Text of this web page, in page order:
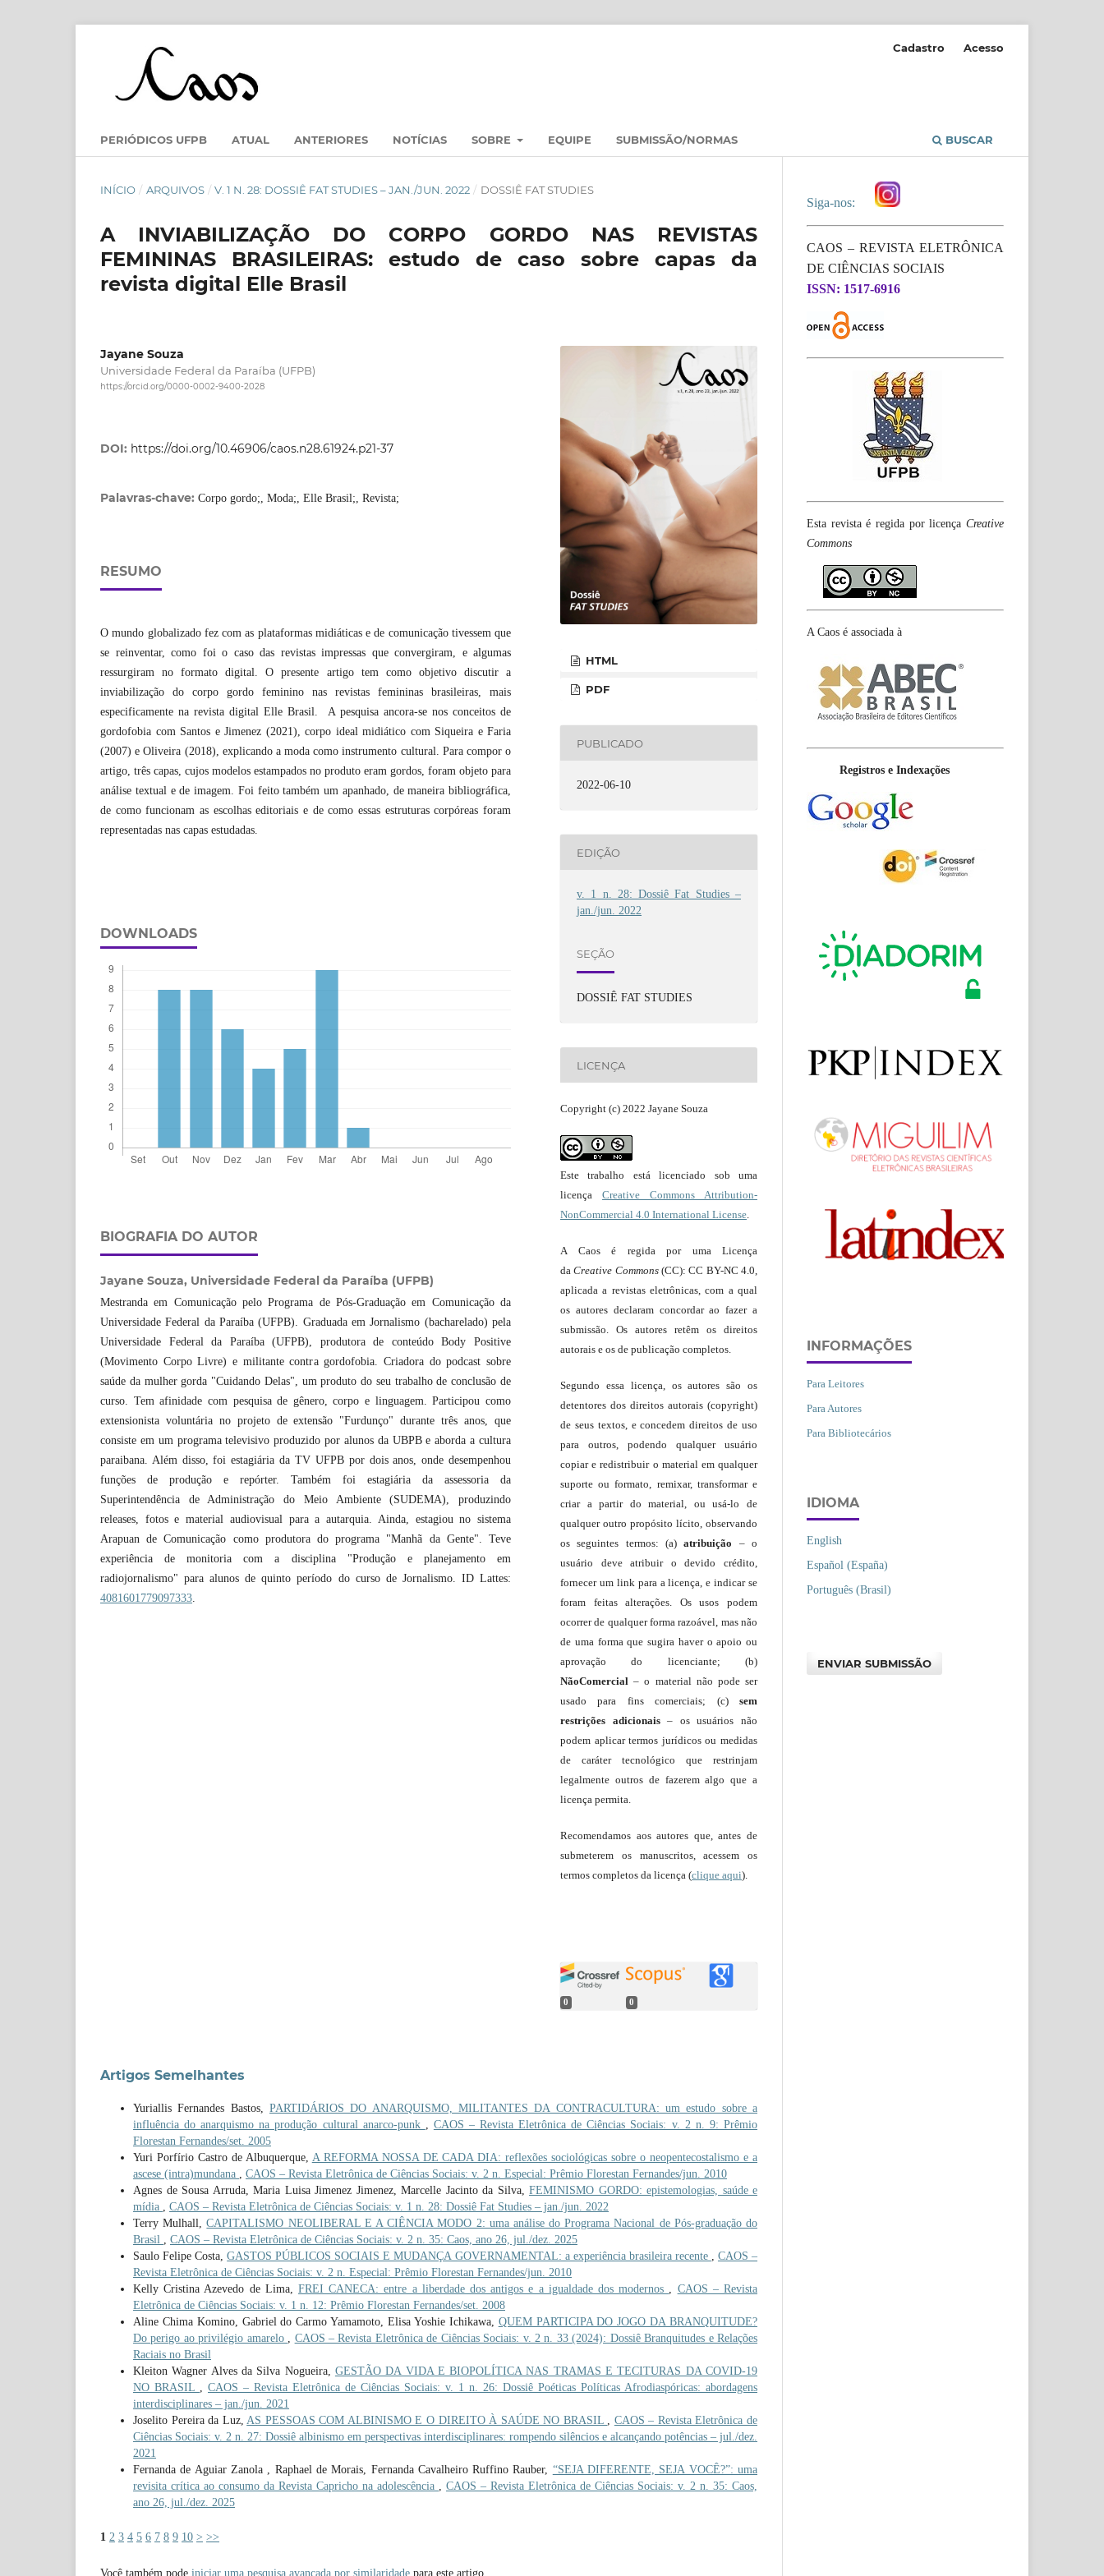
PERIÓDICOS UFPB ATUAL ANTERIORES NOTÍCIAS SOBRE EQUIPE SUBMISSÃO/NORMAS BUSCAR
Cadastro Acesso
INÍCIO / ARQUIVOS / V. 1 N. 28: DOSSIÊ FAT STUDIES – JAN./JUN. 2022 / DOSSIÊ FAT STUDIES
A INVIABILIZAÇÃO DO CORPO GORDO NAS REVISTAS
FEMININAS BRASILEIRAS: estudo de caso sobre capas da
revista digital Elle Brasil
Jayane Souza
Universidade Federal da Paraíba (UFPB)
https://orcid.org/0000-0002-9400-2028
DOI: https://doi.org/10.46906/caos.n28.61924.p21-37
Palavras-chave: Corpo gordo;, Moda;, Elle Brasil;, Revista;
RESUMO
O mundo globalizado fez com as plataformas midiáticas e de comunicação tivessem que
se reinventar, como foi o caso das revistas impressas que convergiram, e algumas
ressurgiram no formato digital. O presente artigo tem como objetivo discutir a
inviabilização do corpo gordo feminino nas revistas femininas brasileiras, mais
especificamente na revista digital Elle Brasil. A pesquisa ancora-se nos conceitos de
gordofobia com Santos e Jimenez (2021), corpo ideal midiático com Siqueira e Faria
(2007) e Oliveira (2018), explicando a moda como instrumento cultural. Para compor o
artigo, três capas, cujos modelos estampados no produto eram gordos, foram objeto para
análise textual e de imagem. Foi feito também um apanhado, de maneira bibliográfica,
de como funcionam as escolhas editoriais e de como essas estruturas corpóreas foram
representadas nas capas estudadas.
DOWNLOADS
BIOGRAFIA DO AUTOR
Jayane Souza, Universidade Federal da Paraíba (UFPB)
Mestranda em Comunicação pelo Programa de Pós-Graduação em Comunicação da
Universidade Federal da Paraíba (UFPB). Graduada em Jornalismo (bacharelado) pela
Universidade Federal da Paraíba (UFPB), produtora de conteúdo Body Positive
(Movimento Corpo Livre) e militante contra gordofobia. Criadora do podcast sobre
saúde da mulher gorda "Cuidando Delas", um produto do seu trabalho de conclusão de
curso. Tem afinidade com pesquisa de gênero, corpo e linguagem. Participou como
extensionista voluntária no projeto de extensão "Furdunço" durante três anos, que
consiste em um programa televisivo produzido por alunos da UBPB e aborda a cultura
paraibana. Além disso, foi estagiária da TV UFPB por dois anos, onde desempenhou
funções de produção e repórter. Também foi estagiária da assessoria da
Superintendência de Administração do Meio Ambiente (SUDEMA), produzindo
releases, fotos e material audiovisual para a autarquia. Ainda, estagiou no sistema
Arapuan de Comunicação como produtora do programa "Manhã da Gente". Teve
experiência de monitoria com a disciplina "Produção e planejamento em
radiojornalismo" para alunos de quinto período do curso de Jornalismo. ID Lattes:
4081601779097333.
HTML
PDF
PUBLICADO
2022-06-10
EDIÇÃO
v. 1 n. 28: Dossiê Fat Studies –
jan./jun. 2022
SEÇÃO
DOSSIÊ FAT STUDIES
LICENÇA
Copyright (c) 2022 Jayane Souza
Este trabalho está licenciado sob uma
licença Creative Commons Attribution-
NonCommercial 4.0 International License.
A Caos é regida por uma Licença
daCreative Commons(CC): CC BY-NC 4.0,
aplicada a revistas eletrônicas, com a qual
os autores declaram concordar ao fazer a
submissão. Os autores retêm os direitos
autorais e os de publicação completos.
Segundo essa licença, os autores são os
detentores dos direitos autorais (copyright)
de seus textos, e concedem direitos de uso
para outros, podendo qualquer usuário
copiar e redistribuir o material em qualquer
suporte ou formato, remixar, transformar e
criar a partir do material, ou usá-lo de
qualquer outro propósito lícito, observando
os seguintes termos: (a)atribuição – o
usuário deve atribuir o devido crédito,
fornecer um link para a licença, e indicar se
foram feitas alterações. Os usos podem
ocorrer de qualquer forma razoável, mas não
de uma forma que sugira haver o apoio ou
aprovação do licenciante; (b)
NãoComercial – o material não pode ser
usado para fins comerciais; (c) sem
restrições adicionais– os usuários não
podem aplicar termos jurídicos ou medidas
de caráter tecnológico que restrinjam
legalmente outros de fazerem algo que a
licença permita.
Recomendamos aos autores que, antes de
submeterem os manuscritos, acessem os
termos completos da licença (clique aqui).
0 0
Artigos Semelhantes
Yuriallis Fernandes Bastos, PARTIDÁRIOS DO ANARQUISMO, MILITANTES DA CONTRACULTURA: um estudo sobre a
influência do anarquismo na produção cultural anarco-punk , CAOS – Revista Eletrônica de Ciências Sociais: v. 2 n. 9: Prêmio
Florestan Fernandes/set. 2005
Yuri Porfírio Castro de Albuquerque, A REFORMA NOSSA DE CADA DIA: reflexões sociológicas sobre o neopentecostalismo e a
ascese (intra)mundana , CAOS – Revista Eletrônica de Ciências Sociais: v. 2 n. Especial: Prêmio Florestan Fernandes/jun. 2010
Agnes de Sousa Arruda, Maria Luisa Jimenez Jimenez, Marcelle Jacinto da Silva, FEMINISMO GORDO: epistemologias, saúde e
mídia , CAOS – Revista Eletrônica de Ciências Sociais: v. 1 n. 28: Dossiê Fat Studies – jan./jun. 2022
Terry Mulhall,CAPITALISMO NEOLIBERAL E A CIÊNCIA MODO 2: uma análise do Programa Nacional de Pós-graduação do
Brasil , CAOS – Revista Eletrônica de Ciências Sociais: v. 2 n. 35: Caos, ano 26, jul./dez. 2025
Saulo Felipe Costa,GASTOS PÚBLICOS SOCIAIS E MUDANÇA GOVERNAMENTAL: a experiência brasileira recente , CAOS –
Revista Eletrônica de Ciências Sociais: v. 2 n. Especial: Prêmio Florestan Fernandes/jun. 2010
Kelly Cristina Azevedo de Lima, FREI CANECA: entre a liberdade dos antigos e a igualdade dos modernos , CAOS – Revista
Eletrônica de Ciências Sociais: v. 1 n. 12: Prêmio Florestan Fernandes/set. 2008
Aline Chima Komino, Gabriel do Carmo Yamamoto, Elisa Yoshie Ichikawa, QUEM PARTICIPA DO JOGO DA BRANQUITUDE?
Do perigo ao privilégio amarelo , CAOS – Revista Eletrônica de Ciências Sociais: v. 2 n. 33 (2024): Dossiê Branquitudes e Relações
Raciais no Brasil
Kleiton Wagner Alves da Silva Nogueira, GESTÃO DA VIDA E BIOPOLÍTICA NAS TRAMAS E TECITURAS DA COVID-19
NO BRASIL , CAOS – Revista Eletrônica de Ciências Sociais: v. 1 n. 26: Dossiê Poéticas Políticas Afrodiaspóricas: abordagens
interdisciplinares – jan./jun. 2021
Joselito Pereira da Luz,AS PESSOAS COM ALBINISMO E O DIREITO À SAÚDE NO BRASIL , CAOS – Revista Eletrônica de
Ciências Sociais: v. 2 n. 27: Dossiê albinismo em perspectivas interdisciplinares: rompendo silêncios e alcançando potências – jul./dez.
2021
Fernanda de Aguiar Zanola , Raphael de Morais, Fernanda Cavalheiro Ruffino Rauber, “SEJA DIFERENTE, SEJA VOCÊ?”: uma
revisita crítica ao consumo da Revista Capricho na adolescência , CAOS – Revista Eletrônica de Ciências Sociais: v. 2 n. 35: Caos,
ano 26, jul./dez. 2025
1 2 3 4 5 6 7 8 9 10 > >>
Você também pode iniciar uma pesquisa avançada por similaridade para este artigo.
Siga-nos:
CAOS – REVISTA ELETRÔNICA
DE CIÊNCIAS SOCIAIS
ISSN: 1517-6916
Esta revista é regida por licença Creative
Commons
A Caos é associada à
Registros e Indexações
INFORMAÇÕES
Para Leitores
Para Autores
Para Bibliotecários
IDIOMA
English
Español (España)
Português (Brasil)
ENVIAR SUBMISSÃO